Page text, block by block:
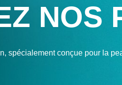
NOS
spécialement conçue pour la